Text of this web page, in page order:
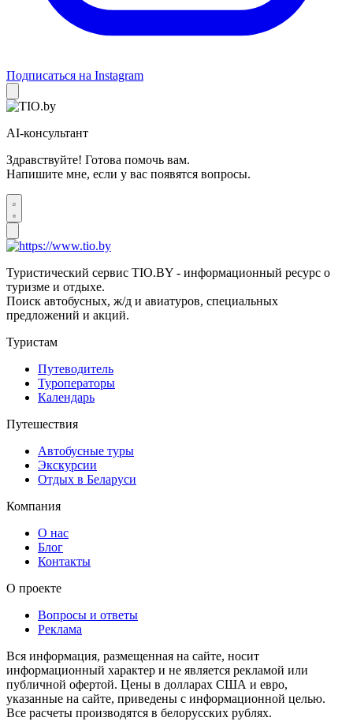
Подписаться на Instagram
AI-консультант
Здравствуйте! Готова помочь вам.
Напишите мне, если у вас появятся вопросы.
Туристический сервис TIO.BY - информационный ресурс о
туризме и отдыхе.
Поиск автобусных, ж/д и авиатуров, специальных
предложений и акций.
Туристам
Путеводитель
Туроператоры
Календарь
Путешествия
Автобусные туры
Экскурсии
Отдых в Беларуси
Компания
О нас
Блог
Контакты
О проекте
Вопросы и ответы
Реклама
Вся информация, размещенная на сайте, носит
информационный характер и не является рекламой или
публичной офертой. Цены в долларах США и евро,
указанные на сайте, приведены с информационной целью.
Все расчеты производятся в белорусских рублях.